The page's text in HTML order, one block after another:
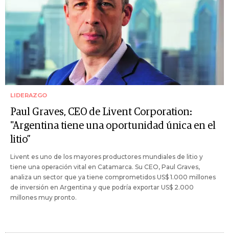
LIDERAZGO
Paul Graves, CEO de Livent Corporation:
"Argentina tiene una oportunidad única en el
litio”
Livent es uno de los mayores productores mundiales de litio y
tiene una operación vital en Catamarca. Su CEO, Paul Graves,
analiza un sector que ya tiene comprometidos US$ 1.000 millones
de inversión en Argentina y que podría exportar US$ 2.000
millones muy pronto.